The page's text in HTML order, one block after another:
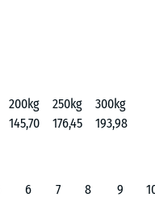
200kg 250kg
300kg
145,70 176,45 193,98
6 7 8 9